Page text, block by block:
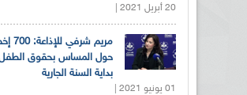
20 أبريل 2021 |
مريم شرفي
حول المساس بحقوق
بداية السنة الجارية
01 يونيو 2021 |